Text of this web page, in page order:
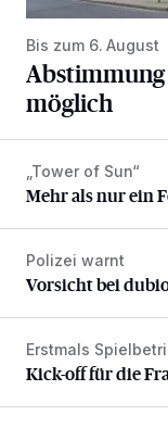
Bis zum 6. August
möglich
Mehr als nur ein
„Tower of Sun“
Mehr als nur ein
Vorsicht bei
Polizei warnt
Vorsicht bei
Kick-off für die
Erstmals
Kick-off für die